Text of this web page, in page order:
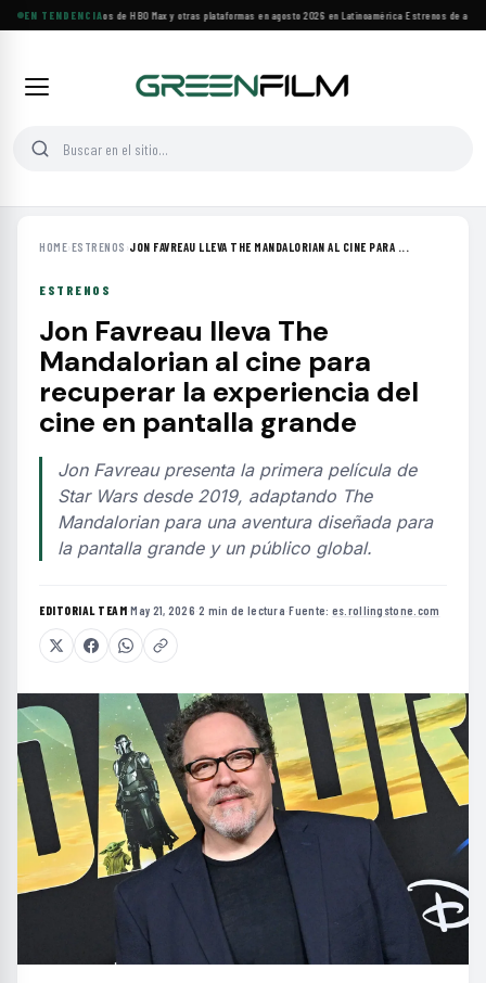
EN TENDENCIA
Principales estrenos de HBO Max y otras plataformas en agosto 2026 en Latinoamérica·Estrenos de
HOME›ESTRENOS ›JON FAVREAU LLEVA THE MANDALORIAN AL CINE PARA ...
ESTRENOS
Jon Favreau lleva The
Mandalorian al cine para
recuperar la experiencia del
cine en pantalla grande
Jon Favreau presenta la primera película de
Star Wars desde 2019, adaptando The
Mandalorian para una aventura diseñada para
la pantalla grande y un público global.
EDITORIAL TEAM·May 21, 2026·2 min de lectura·Fuente: es.rollingstone.com